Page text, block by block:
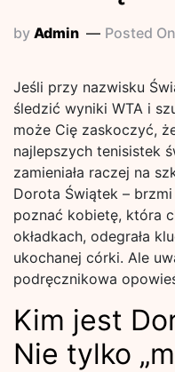
by Admin Posted On
Jeśli przy nazwisku
śledzić wyniki WTA i
może Cię zaskoczyć,
najlepszych tenisistek
zamieniała raczej na
Dorota Świątek –
poznać kobietę, która
okładkach, odegrała
ukochanej córki. Ale
podręcznikowa
Kim jest
Nie tylko